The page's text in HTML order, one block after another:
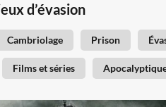
d’évasion
Cambriolage Prison
Films et séries